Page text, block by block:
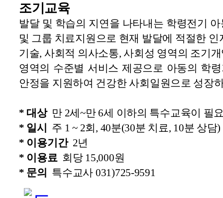
조기교육
발달 및 학습의 지연을 나타내는 학령전기
및 그룹 치료지원으로 현재 발달에 적절한
기술, 사회적 의사소통, 사회성 영역의 조기
영역의 수준별 서비스 제공으로 아동의 학
안정을 지원하여 건강한 사회일원으로 성장
* 대상만 2세~만 6세 이하의 특수교육이 필
* 일시
주 1 ~ 2회, 40분(30분 치료, 10분 상담)
* 이용기간2년
* 이용료회당 15,000원
* 문의
특수교사 031)725-9591